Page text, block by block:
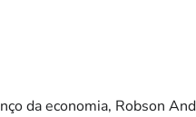
da economia, Robson